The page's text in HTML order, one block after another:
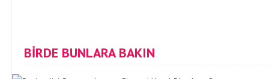
BİRDE BUNLARA BAKIN